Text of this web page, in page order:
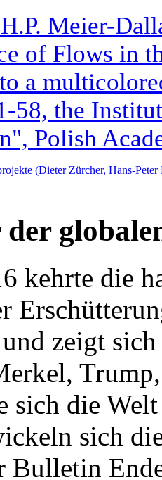
Meier-
of Flows in
a
58, the
Polish
(Dieter Zürcher, Hans-
der
kehrte die
zeigt
sich die
sich
Bulletin